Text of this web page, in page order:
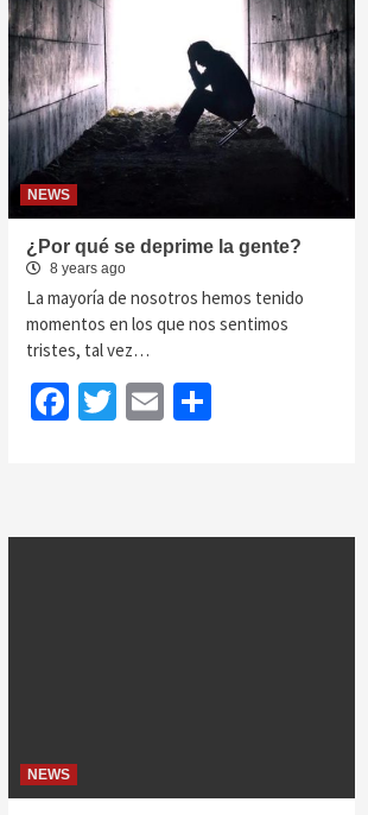
NEWS
¿Por qué se deprime la gente?
8 years ago
La mayoría de nosotros hemos tenido
momentos en los que nos sentimos
tristes, tal vez…
Facebook
Twitter
EmailShare
NEWS